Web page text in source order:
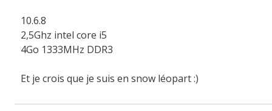
10.6.8
2,5Ghz intel core i5
4Go 1333MHz DDR3
Et je crois que je suis en snow léopart :)